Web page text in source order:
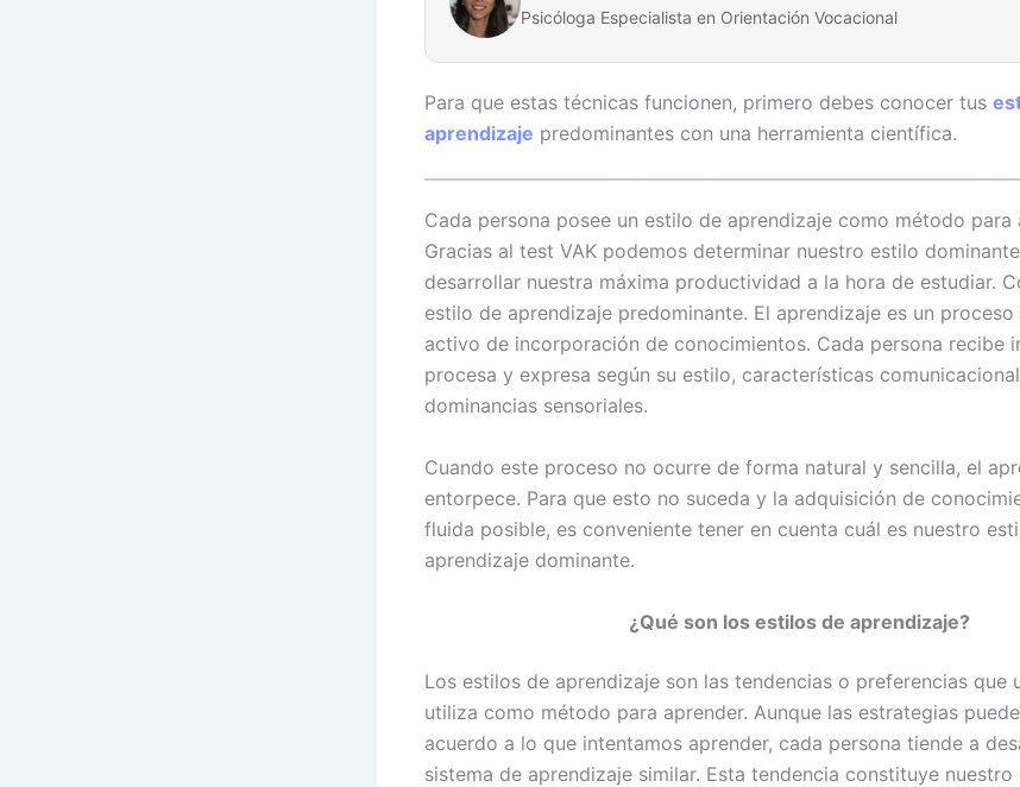
Psicóloga Especialista en Orientación Vocacional
Para que estas técnicas funcionen, primero debes conocer tus
aprendizaje predominantes con una herramienta científica.
Cada persona posee un estilo de aprendizaje como método para
Gracias al test VAK podemos determinar nuestro estilo
desarrollar nuestra máxima productividad a la hora de estudiar.
estilo de aprendizaje predominante. El aprendizaje es un
activo de incorporación de conocimientos. Cada persona recibe
procesa y expresa según su estilo, características
dominancias sensoriales.
Cuando este proceso no ocurre de forma natural y sencilla, el
entorpece. Para que esto no suceda y la adquisición de
fluida posible, es conveniente tener en cuenta cuál es nuestro
aprendizaje dominante.
¿Qué son los estilos de aprendizaje?
Los estilos de aprendizaje son las tendencias o preferencias que
utiliza como método para aprender. Aunque las estrategias
acuerdo a lo que intentamos aprender, cada persona tiende a
sistema de aprendizaje similar. Esta tendencia constituye